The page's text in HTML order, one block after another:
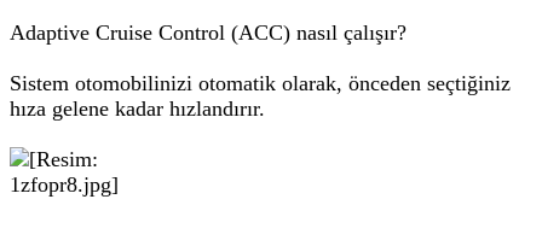
Adaptive Cruise Control (ACC) nasıl çalışır?
Sistem otomobilinizi otomatik olarak, önceden seçtiğiniz
hıza gelene kadar hızlandırır.